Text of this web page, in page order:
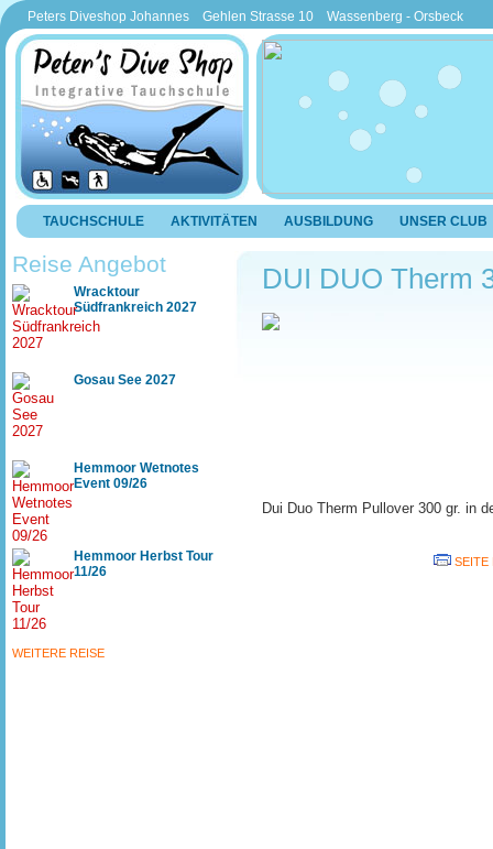
Peters Diveshop Johannes Gehlen Strasse 10 Wassenberg - Orsbeck
TAUCHSCHULE AKTIVITÄTEN AUSBILDUNG UNSER CLUB
Reise Angebot
Wracktour
Südfrankreich 2027
Gosau See 2027
Hemmoor Wetnotes
Event 09/26
Hemmoor Herbst Tour
11/26
WEITERE REISE
DUI DUO Therm
Dui Duo Therm Pullover 300 gr. in
SEITE